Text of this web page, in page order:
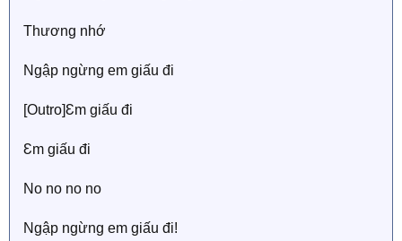
Thương nhớ
Ngập ngừng em giấu đi
[Outro]Ɛm giấu đi
Ɛm giấu đi
No no no no
Ngập ngừng em giấu đi!​